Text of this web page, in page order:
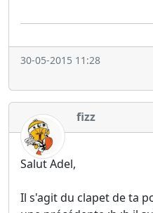
30-05-2015 11:28
fizz
Salut Adel,
Il s'agit du clapet de ta